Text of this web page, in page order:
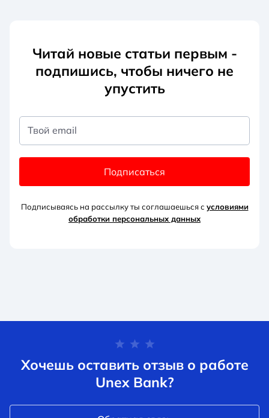
Читай новые статьи первым -
подпишись, чтобы ничего не
упустить
Твой email
Подписаться
Подписываясь на рассылку ты соглашаешься с условиями
обработки персональных данных
Хочешь оставить отзыв о работе
Unex Bank?